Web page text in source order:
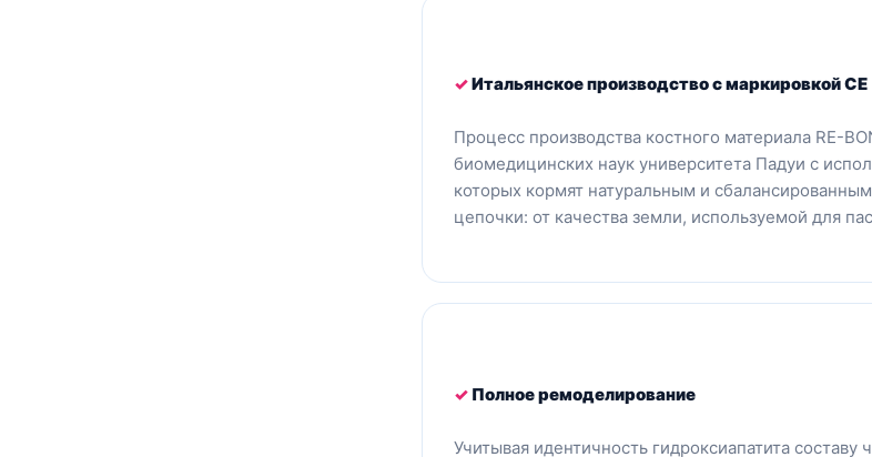
✓Итальянское производство с маркировкой CE
Процесс производства костного материала RE-
биомедицинских наук университета Падуи с
которых кормят натуральным и
цепочки: от качества земли, используемой для
✓ Полное ремоделирование
Учитывая идентичность гидроксиапатита